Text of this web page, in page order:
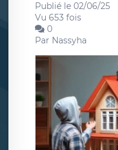
Publié le 02/06/25
Vu 653 fois
0
Par Nassyha